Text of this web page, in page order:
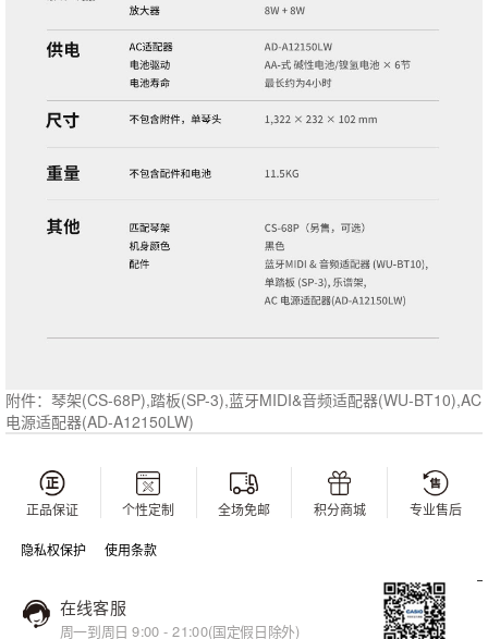
附件：琴架(CS-68P),踏板(SP-3),蓝牙MIDI&音频适配器(WU-BT10),AC
电源适配器(AD-A12150LW)
正品保证 个性定制 全场免邮 积分商城 专业售后
隐私权保护 使用条款
在线客服
周一到周日 9:00 - 21:00(国定假日除外)